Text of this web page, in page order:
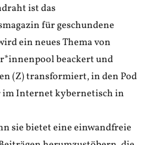
ist das
für geschundene
ein neues Thema von
beackert und
(Z) transformiert, in den Pod
im Internet kybernetisch in
sie bietet eine einwandfreie